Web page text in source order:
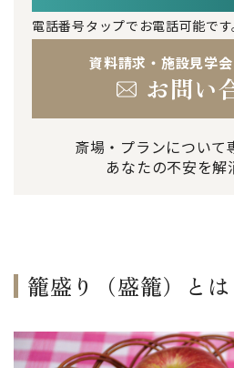
電話番号タップでお電話可能です
資料請求・施設見学
お問い
斎場・プランについて
あなたの不安を解
籠盛り（盛籠）とは